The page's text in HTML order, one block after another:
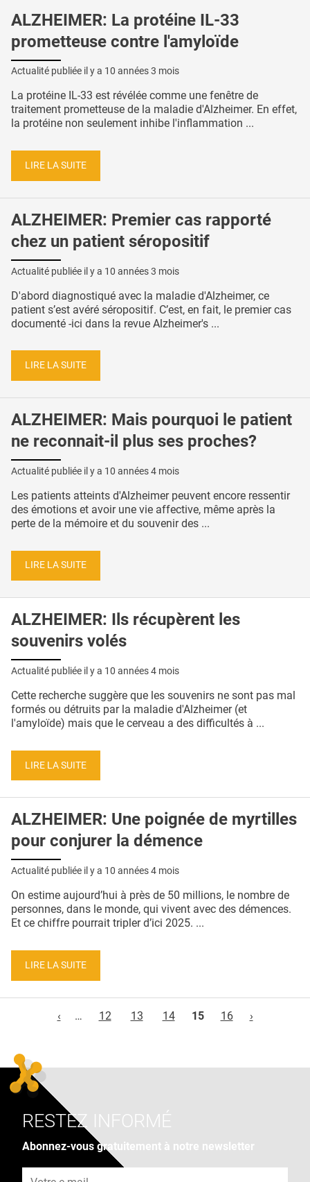
ALZHEIMER: La protéine IL-33
prometteuse contre l'amyloïde
Actualité publiée il y a 10 années 3 mois
La protéine IL-33 est révélée comme une fenêtre de
traitement prometteuse de la maladie d'Alzheimer. En effet,
la protéine non seulement inhibe l'inflammation ...
LIRE LA SUITE
ALZHEIMER: Premier cas rapporté
chez un patient séropositif
Actualité publiée il y a 10 années 3 mois
D'abord diagnostiqué avec la maladie d'Alzheimer, ce
patient s’est avéré séropositif. C’est, en fait, le premier cas
documenté -ici dans la revue Alzheimer's ...
LIRE LA SUITE
ALZHEIMER: Mais pourquoi le patient
ne reconnait-il plus ses proches?
Actualité publiée il y a 10 années 4 mois
Les patients atteints d'Alzheimer peuvent encore ressentir
des émotions et avoir une vie affective, même après la
perte de la mémoire et du souvenir des ...
LIRE LA SUITE
ALZHEIMER: Ils récupèrent les
souvenirs volés
Actualité publiée il y a 10 années 4 mois
Cette recherche suggère que les souvenirs ne sont pas mal
formés ou détruits par la maladie d'Alzheimer (et
l'amyloïde) mais que le cerveau a des difficultés à ...
LIRE LA SUITE
ALZHEIMER: Une poignée de myrtilles
pour conjurer la démence
Actualité publiée il y a 10 années 4 mois
On estime aujourd’hui à près de 50 millions, le nombre de
personnes, dans le monde, qui vivent avec des démences.
Et ce chiffre pourrait tripler d’ici 2025. ...
LIRE LA SUITE
‹
… 12 13 14 15 16 ›
RESTEZ INFORMÉ
Abonnez-vous gratuitement à notre newsletter